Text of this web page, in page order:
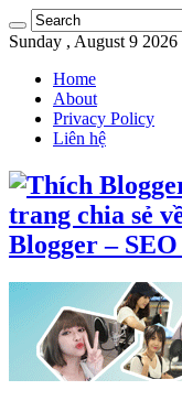
Sunday , August 9 2026
Home
About
Privacy Policy
Liên hệ
trang chia sẻ
Blogger –